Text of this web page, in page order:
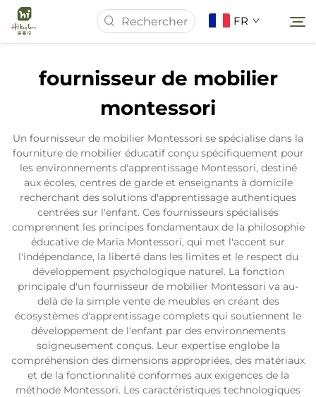
FR
À Propos de Nous
Produits
Actualités
Études de Cas
Contactez-nous
fournisseur de mobilier
montessori
Un fournisseur de mobilier Montessori se spécialise dans la
fourniture de mobilier éducatif conçu spécifiquement pour
les environnements d'apprentissage Montessori, destiné
aux écoles, centres de garde et enseignants à domicile
recherchant des solutions d'apprentissage authentiques
centrées sur l'enfant. Ces fournisseurs spécialisés
comprennent les principes fondamentaux de la philosophie
éducative de Maria Montessori, qui met l'accent sur
l'indépendance, la liberté dans les limites et le respect du
développement psychologique naturel. La fonction
principale d'un fournisseur de mobilier Montessori va au-
delà de la simple vente de meubles en créant des
écosystèmes d'apprentissage complets qui soutiennent le
développement de l'enfant par des environnements
soigneusement conçus. Leur expertise englobe la
compréhension des dimensions appropriées, des matériaux
et de la fonctionnalité conformes aux exigences de la
méthode Montessori. Les caractéristiques technologiques